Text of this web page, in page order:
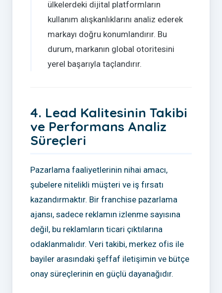
ülkelerdeki dijital platformların
kullanım alışkanlıklarını analiz ederek
markayı doğru konumlandırır. Bu
durum, markanın global otoritesini
yerel başarıyla taçlandırır.
4. Lead Kalitesinin Takibi
ve Performans Analiz
Süreçleri
Pazarlama faaliyetlerinin nihai amacı,
şubelere nitelikli müşteri ve iş fırsatı
kazandırmaktır. Bir franchise pazarlama
ajansı, sadece reklamın izlenme sayısına
değil, bu reklamların ticari çıktılarına
odaklanmalıdır. Veri takibi, merkez ofis ile
bayiler arasındaki şeffaf iletişimin ve bütçe
onay süreçlerinin en güçlü dayanağıdır.